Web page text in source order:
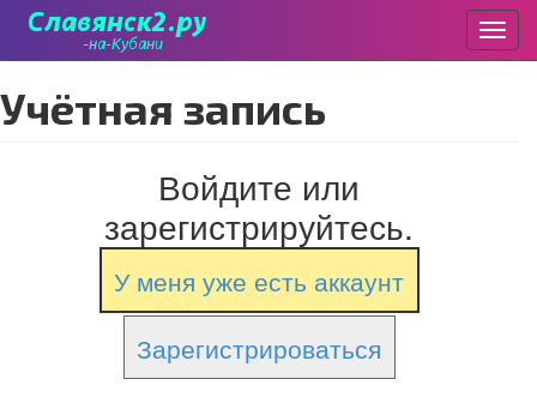
к
основному
Учётная запись
Войдите или
зарегистрируйтесь.
У меня уже есть аккаунт
Зарегистрироваться